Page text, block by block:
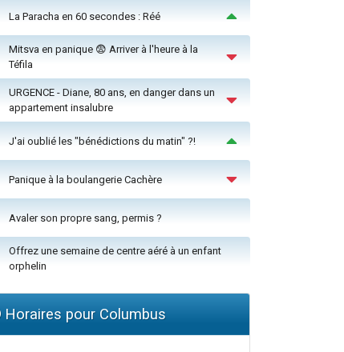
La Paracha en 60 secondes : Réé
Mitsva en panique 😨 Arriver à l'heure à la
Téfila
URGENCE - Diane, 80 ans, en danger dans un
appartement insalubre
J'ai oublié les "bénédictions du matin" ?!
Panique à la boulangerie Cachère
Avaler son propre sang, permis ?
Offrez une semaine de centre aéré à un enfant
orphelin
Horaires pour Columbus